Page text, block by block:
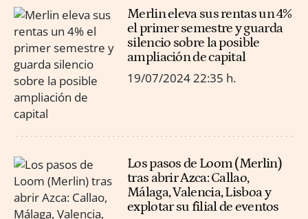
Merlin eleva sus rentas un 4%
el primer semestre y guarda
silencio sobre la posible
ampliación de capital
19/07/202422:35 h.
Los pasos de Loom (Merlin)
tras abrir Azca: Callao,
Málaga, Valencia, Lisboa y
explotar su filial de eventos